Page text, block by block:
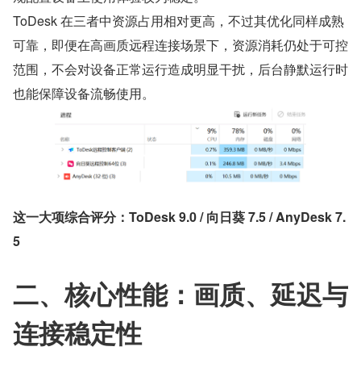
ToDesk 在三者中资源占用相对更高，不过其优化同样成熟
可靠，即便在高画质远程连接场景下，资源消耗仍处于可控
范围，不会对设备正常运行造成明显干扰，后台静默运行时
也能保障设备流畅使用。
这一大项综合评分：ToDesk 9.0 / 向日葵 7.5 / AnyDesk 7.
5
二、核心性能：画质、延迟与
连接稳定性